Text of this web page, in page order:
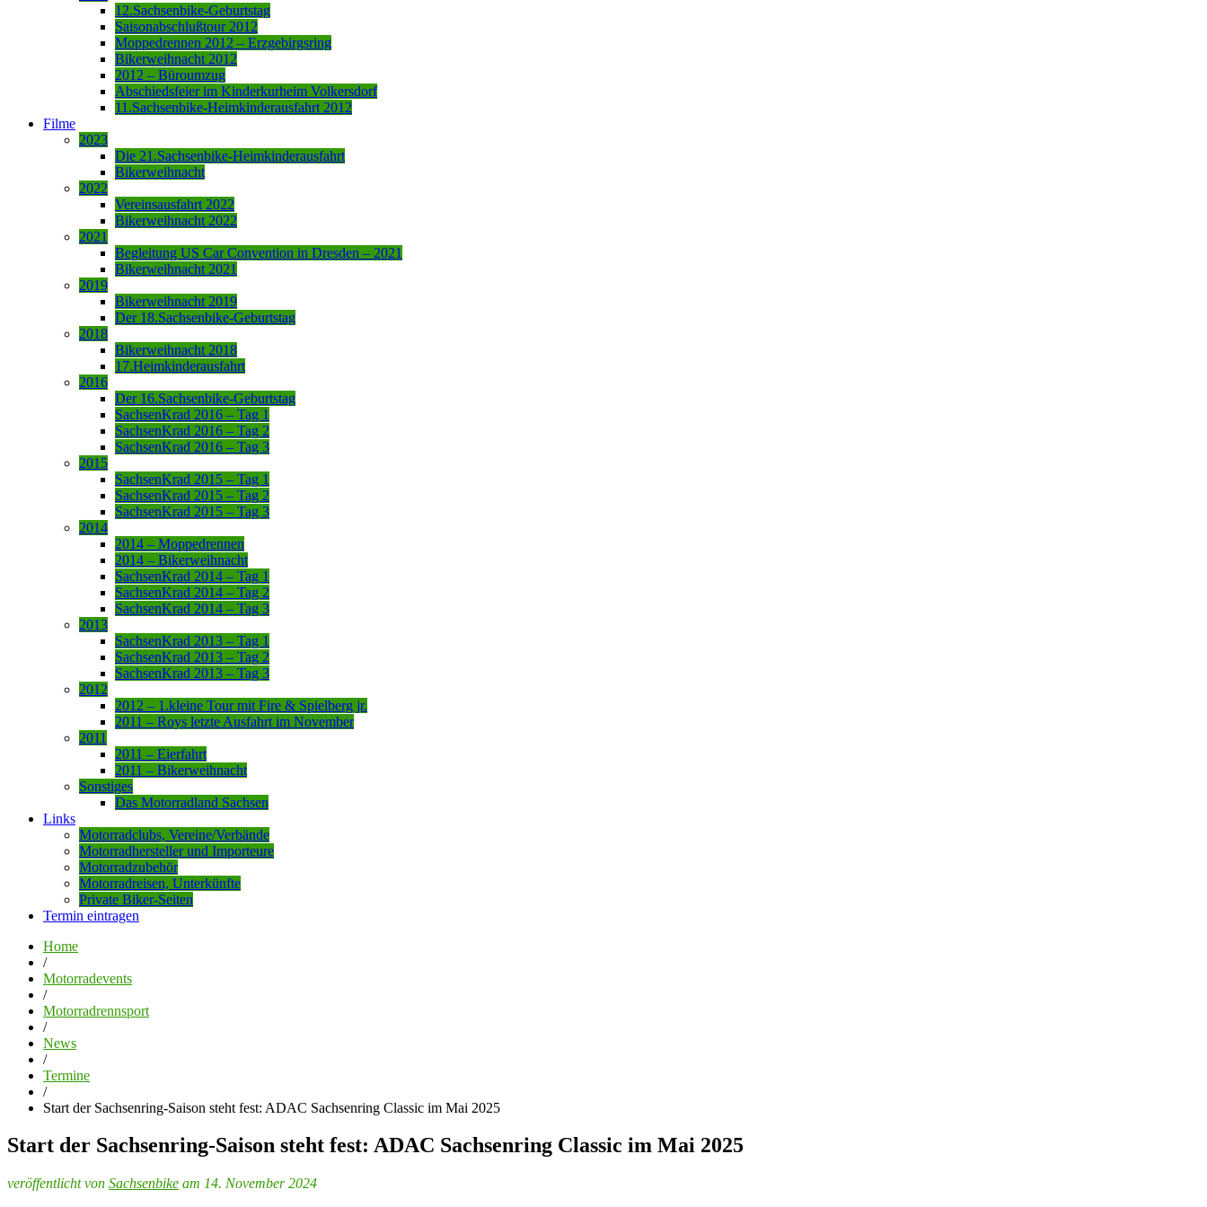
12.Sachsenbike-Geburtstag
Saisonabschlußtour 2012
Moppedrennen 2012 – Erzgebirgsring
Bikerweihnacht 2012
2012 – Büroumzug
Abschiedsfeier im Kinderkurheim Volkersdorf
11.Sachsenbike-Heimkinderausfahrt 2012
Filme
2023
Die 21.Sachsenbike-Heimkinderausfahrt
Bikerweihnacht
2022
Vereinsausfahrt 2022
Bikerweihnacht 2022
2021
Begleitung US Car Convention in Dresden – 2021
Bikerweihnacht 2021
2019
Bikerweihnacht 2019
Der 18.Sachsenbike-Geburtstag
2018
Bikerweihnacht 2018
17.Heimkinderausfahrt
2016
Der 16.Sachsenbike-Geburtstag
SachsenKrad 2016 – Tag 1
SachsenKrad 2016 – Tag 2
SachsenKrad 2016 – Tag 3
2015
SachsenKrad 2015 – Tag 1
SachsenKrad 2015 – Tag 2
SachsenKrad 2015 – Tag 3
2014
2014 – Moppedrennen
2014 – Bikerweihnacht
SachsenKrad 2014 – Tag 1
SachsenKrad 2014 – Tag 2
SachsenKrad 2014 – Tag 3
2013
SachsenKrad 2013 – Tag 1
SachsenKrad 2013 – Tag 2
SachsenKrad 2013 – Tag 3
2012
2012 – 1.kleine Tour mit Fire & Spielberg jr.
2011 – Roys letzte Ausfahrt im November
2011
2011 – Eierfahrt
2011 – Bikerweihnacht
Sonstiges
Das Motorradland Sachsen
Links
Motorradclubs, Vereine/Verbände
Motorradhersteller und Importeure
Motorradzubehör
Motorradreisen, Unterkünfte
Private Biker-Seiten
Termin eintragen
Home
/
Motorradevents
/
Motorradrennsport
/
News
/
Termine
/
Start der Sachsenring-Saison steht fest: ADAC Sachsenring Classic im Mai 2025
Start der Sachsenring-Saison steht fest: ADAC Sachsenring Classic im Mai 2025
veröffentlicht von Sachsenbike am 14. November 2024